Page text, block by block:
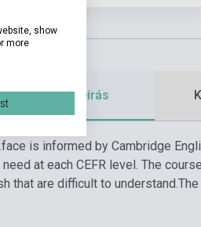
Részletes leírás
is informed by Cambridge
need at each CEFR level. The
that are difficult to understand.
show
more